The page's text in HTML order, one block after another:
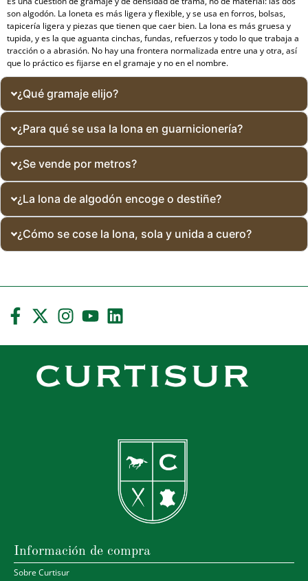
son algodón. La loneta es más ligera y flexible, y se usa en forros, bolsas,
tapicería ligera y piezas que tienen que caer bien. La lona es más gruesa y
tupida, y es la que aguanta cinchas, fundas, refuerzos y todo lo que trabaja a
tracción o a abrasión. No hay una frontera normalizada entre una y otra, así
que lo práctico es fijarse en el gramaje y no en el nombre.
¿Qué gramaje elijo?
¿Para qué se usa la lona en guarnicionería?
¿Se vende por metros?
¿La lona de algodón encoge o destiñe?
¿Cómo se cose la lona, sola y unida a cuero?
Información de compra
Sobre Curtisur